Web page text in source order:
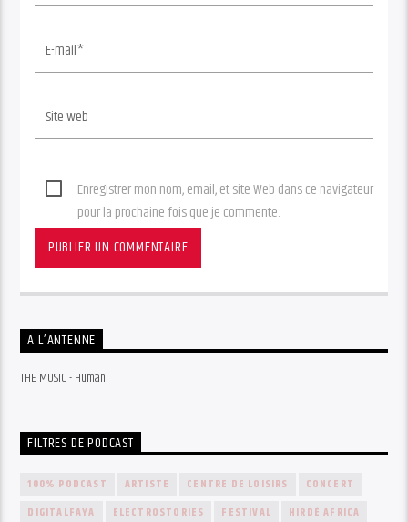
Enregistrer mon nom, email, et site Web dans ce navigateur
pour la prochaine fois que je commente.
A L’ANTENNE
THE MUSIC - Human
FILTRES DE PODCAST
100% PODCAST ARTISTE CENTRE DE LOISIRS
CONCERT
DIGITALFAYA
ELECTROSTORIES FESTIVAL
HIRDÉ AFRICA